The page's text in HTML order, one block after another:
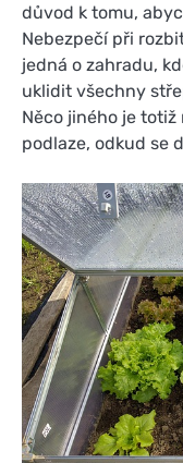
důvod k tomu,
Nebezpečí při
jedná o zahradu,
uklidit všechny
Něco jiného je
podlaze, odkud se